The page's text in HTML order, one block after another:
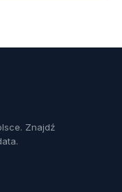
Znajdź